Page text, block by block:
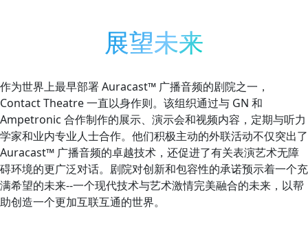
展望未来
作为世界上最早部署 Auracast™ 广播音频的剧院之一，
Contact Theatre 一直以身作则。该组织通过与 GN 和
Ampetronic 合作制作的展示、演示会和视频内容，定期与听力
学家和业内专业人士合作。他们积极主动的外联活动不仅突出了
Auracast™ 广播音频的卓越技术，还促进了有关表演艺术无障
碍环境的更广泛对话。剧院对创新和包容性的承诺预示着一个充
满希望的未来--一个现代技术与艺术激情完美融合的未来，以帮
助创造一个更加互联互通的世界。